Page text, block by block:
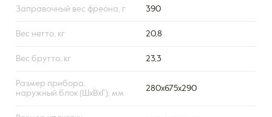
Заправочный вес фреона, г 390
Вес нетто, кг 20,8
Вес брутто, кг 23,3
Размер прибора,
наружный блок (ШxВxГ), мм
280x675x290